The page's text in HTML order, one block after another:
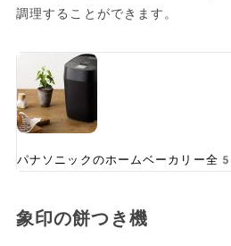
調理することができます。
パナソニックのホームベーカリー全
象印の餅つき機